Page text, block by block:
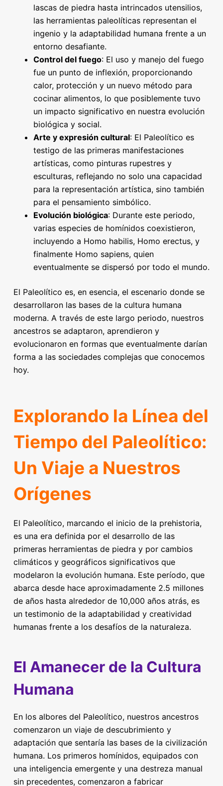
lascas de piedra hasta intrincados utensilios,
las herramientas paleolíticas representan el
ingenio y la adaptabilidad humana frente a un
entorno desafiante.
Control del fuego: El uso y manejo del fuego
fue un punto de inflexión, proporcionando
calor, protección y un nuevo método para
cocinar alimentos, lo que posiblemente tuvo
un impacto significativo en nuestra evolución
biológica y social.
Arte y expresión cultural: El Paleolítico es
testigo de las primeras manifestaciones
artísticas, como pinturas rupestres y
esculturas, reflejando no solo una capacidad
para la representación artística, sino también
para el pensamiento simbólico.
Evolución biológica: Durante este periodo,
varias especies de homínidos coexistieron,
incluyendo a Homo habilis, Homo erectus, y
finalmente Homo sapiens, quien
eventualmente se dispersó por todo el mundo.
El Paleolítico es, en esencia, el escenario donde se
desarrollaron las bases de la cultura humana
moderna. A través de este largo periodo, nuestros
ancestros se adaptaron, aprendieron y
evolucionaron en formas que eventualmente darían
forma a las sociedades complejas que conocemos
hoy.
Explorando la Línea del
Tiempo del Paleolítico:
Un Viaje a Nuestros
Orígenes
El Paleolítico, marcando el inicio de la prehistoria,
es una era definida por el desarrollo de las
primeras herramientas de piedra y por cambios
climáticos y geográficos significativos que
modelaron la evolución humana. Este período, que
abarca desde hace aproximadamente 2.5 millones
de años hasta alrededor de 10,000 años atrás, es
un testimonio de la adaptabilidad y creatividad
humanas frente a los desafíos de la naturaleza.
El Amanecer de la Cultura
Humana
En los albores del Paleolítico, nuestros ancestros
comenzaron un viaje de descubrimiento y
adaptación que sentaría las bases de la civilización
humana. Los primeros homínidos, equipados con
una inteligencia emergente y una destreza manual
sin precedentes, comenzaron a fabricar